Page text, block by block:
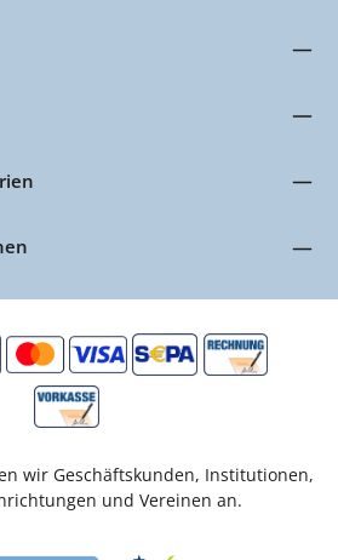
wir Geschäftskunden, Institutionen,
und Vereinen an.